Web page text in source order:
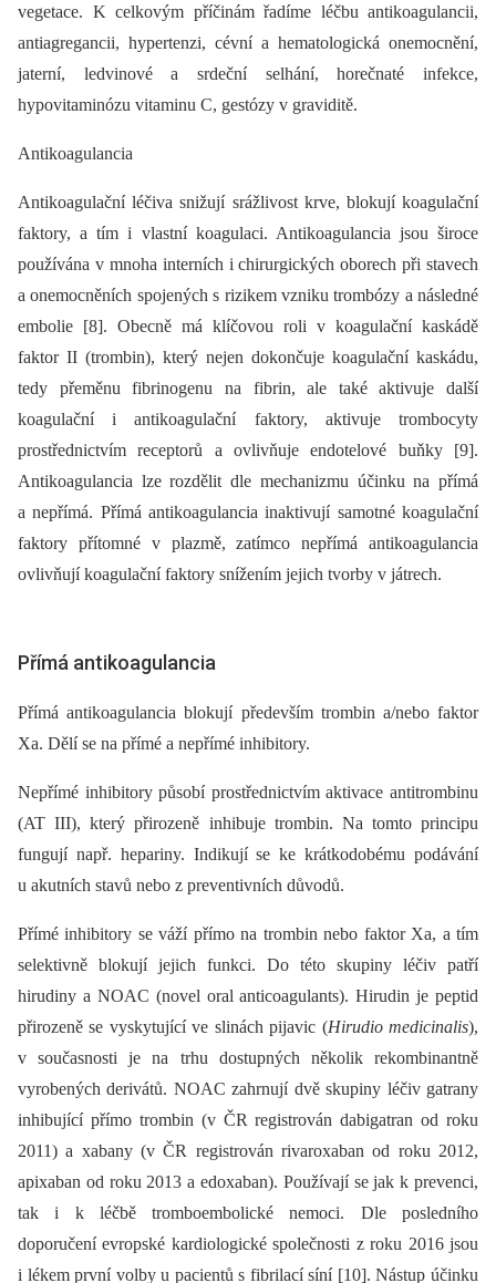
vegetace. K celkovým příčinám řadíme léčbu antikoagulancii,
antiagregancii, hypertenzi, cévní a hematologická onemocnění,
jaterní, ledvinové a srdeční selhání, horečnaté infekce,
hypovitaminózu vitaminu C, gestózy v graviditě.
Antikoagulancia
Antikoagulační léčiva snižují srážlivost krve, blokují koagulační
faktory, a tím i vlastní koagulaci. Antikoagulancia jsou široce
používána v mnoha interních i chirurgických oborech při stavech
a onemocněních spojených s rizikem vzniku trombózy a následné
embolie [8]. Obecně má klíčovou roli v koagulační kaskádě
faktor II (trombin), který nejen dokončuje koagulační kaskádu,
tedy přeměnu fibrinogenu na fibrin, ale také aktivuje další
koagulační i antikoagulační faktory, aktivuje trombocyty
prostřednictvím receptorů a ovlivňuje endotelové buňky [9].
Antikoagulancia lze rozdělit dle mechanizmu účinku na přímá
a nepřímá. Přímá antikoagulancia inaktivují samotné koagulační
faktory přítomné v plazmě, zatímco nepřímá antikoagulancia
ovlivňují koagulační faktory snížením jejich tvorby v játrech.
Přímá antikoagulancia
Přímá antikoagulancia blokují především trombin a/nebo faktor
Xa. Dělí se na přímé a nepřímé inhibitory.
Nepřímé inhibitory působí prostřednictvím aktivace antitrombinu
(AT III), který přirozeně inhibuje trombin. Na tomto principu
fungují např. hepariny. Indikují se ke krátkodobému podávání
u akutních stavů nebo z preventivních důvodů.
Přímé inhibitory se váží přímo na trombin nebo faktor Xa, a tím
selektivně blokují jejich funkci. Do této skupiny léčiv patří
hirudiny a NOAC (novel oral anticoagulants). Hirudin je peptid
přirozeně se vyskytující ve slinách pijavic (Hirudio medicinalis),
v současnosti je na trhu dostupných několik rekombinantně
vyrobených derivátů. NOAC zahrnují dvě skupiny léčiv gatrany
inhibující přímo trombin (v ČR registrován dabigatran od roku
2011) a xabany (v ČR registrován rivaroxaban od roku 2012,
apixaban od roku 2013 a edoxaban). Používají se jak k prevenci,
tak i k léčbě tromboembolické nemoci. Dle posledního
doporučení evropské kardiologické společnosti z roku 2016 jsou
i lékem první volby u pacientů s fibrilací síní [10]. Nástup účinku